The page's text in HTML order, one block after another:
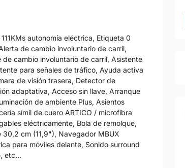
autonomía eléctrica, Etiqueta 0
de cambio involuntario de carril,
cambio involuntario de carril, Asistente
para señales de tráfico, Ayuda activa
de visión trasera, Detector de
adaptativa, Acceso sin llave, Arranque
de ambiente Plus, Asientos
símil de cuero ARTICO / microfibra
eléctricamente, Bola de remolque,
cm (11,9"), Navegador MBUX
para móviles delante, Sonido surround
etc...